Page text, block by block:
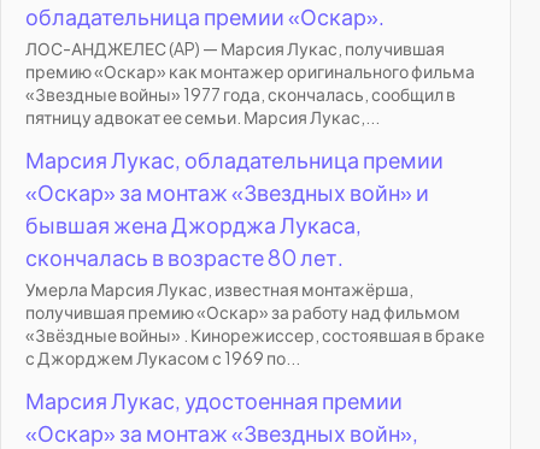
обладательница премии «Оскар».
ЛОС-АНДЖЕЛЕС (AP) — Марсия Лукас, получившая
премию «Оскар» как монтажер оригинального фильма
«Звездные войны» 1977 года, скончалась, сообщил в
пятницу адвокат ее семьи. Марсия Лукас,...
Марсия Лукас, обладательница премии
«Оскар» за монтаж «Звездных войн» и
бывшая жена Джорджа Лукаса,
скончалась в возрасте 80 лет.
Умерла Марсия Лукас, известная монтажёрша,
получившая премию «Оскар» за работу над фильмом
«Звёздные войны» . Кинорежиссер, состоявшая в браке
с Джорджем Лукасом с 1969 по...
Марсия Лукас, удостоенная премии
«Оскар» за монтаж «Звездных войн»,